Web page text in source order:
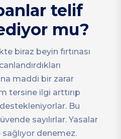
telif
mu?
biraz beyin fırtınası
maddi bir zarar
tersine ilgi arttırıp
Bu
sayılırlar. Yasalar
denemez.